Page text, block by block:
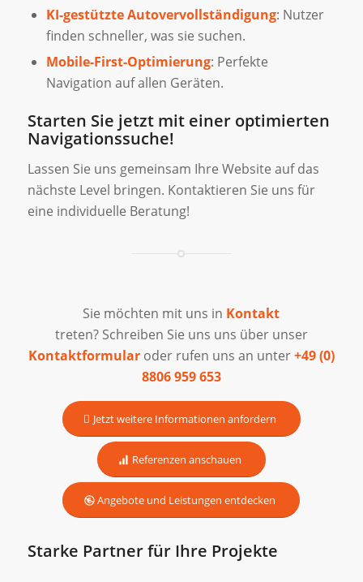
KI-gestützte Autovervollständigung: Nutzer
finden schneller, was sie suchen.
Mobile-First-Optimierung: Perfekte
Navigation auf allen Geräten.
Starten Sie jetzt mit einer optimierten
Navigationssuche!
Lassen Sie uns gemeinsam Ihre Website auf das
nächste Level bringen. Kontaktieren Sie uns für
eine individuelle Beratung!
Sie möchten mit uns in Kontakt
treten? Schreiben Sie uns uns über unser
Kontaktformular oder rufen uns an unter+49 (0)
8806 959 653
Jetzt weitere Informationen anfordern
Referenzen anschauen
Angebote und Leistungen entdecken
Starke Partner für Ihre Projekte